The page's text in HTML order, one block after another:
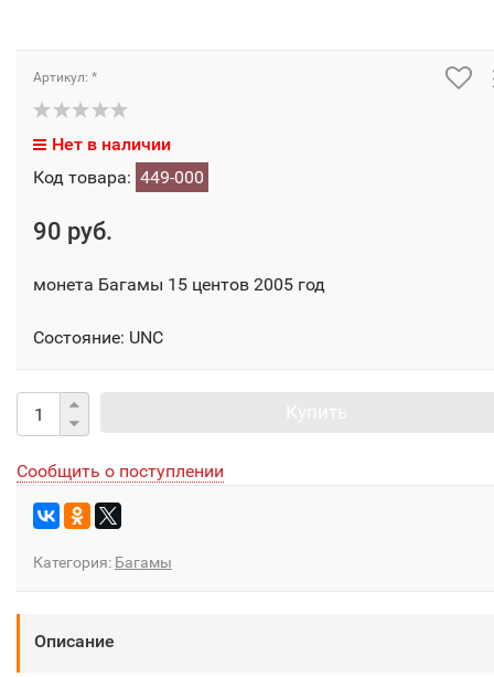
Артикул: *
Нет в наличии
Код товара: 449-000
90 руб.
монета Багамы 15 центов 2005 год
Состояние: UNC
Сообщить о поступлении
Категория: Багамы
Описание